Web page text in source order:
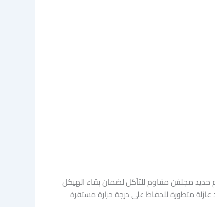
حديد مجلفن مقاوم للتآكل لضمان بقاء الهيكل
عازلة متطورة للحفاظ على درجة حرارة مستقرة